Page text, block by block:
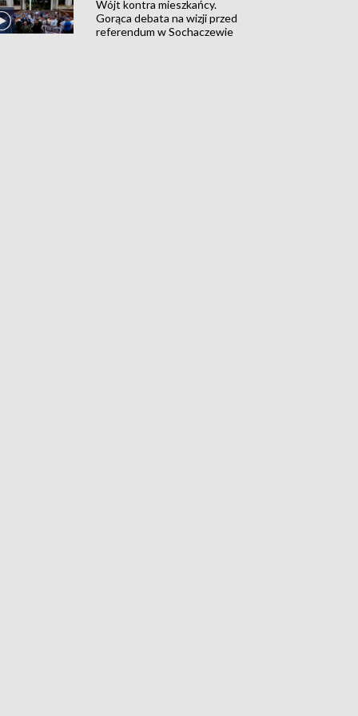
Wójt kontra mieszkańcy.
Gorąca debata na wizji przed
referendum w Sochaczewie